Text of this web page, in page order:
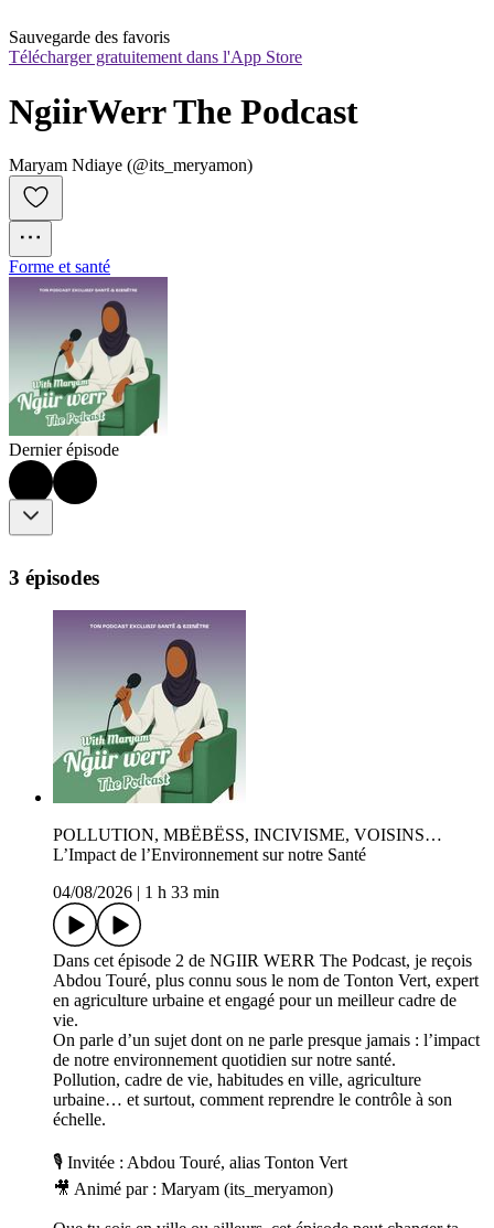
Sauvegarde des favoris
Télécharger gratuitement dans l'App Store
NgiirWerr The Podcast
Maryam Ndiaye (@its_meryamon)
Forme et santé
Dernier épisode
3 épisodes
POLLUTION, MBËBËSS, INCIVISME, VOISINS…
L’Impact de l’Environnement sur notre Santé
04/08/2026
1 h 33 min
Dans cet épisode 2 de NGIIR WERR The Podcast, je reçois
Abdou Touré, plus connu sous le nom de Tonton Vert, expert
en agriculture urbaine et engagé pour un meilleur cadre de
vie.
On parle d’un sujet dont on ne parle presque jamais : l’impact
de notre environnement quotidien sur notre santé.
Pollution, cadre de vie, habitudes en ville, agriculture
urbaine… et surtout, comment reprendre le contrôle à son
échelle.
🎙️ Invitée : Abdou Touré, alias Tonton Vert
🎥 Animé par : Maryam (its_meryamon)